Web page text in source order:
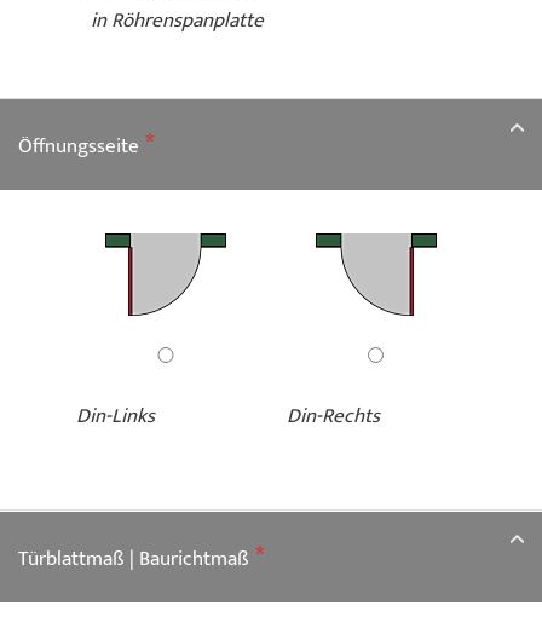
in Röhrenspanplatte
Öffnungsseite
Din-Links Din-Rechts
Türblattmaß | Baurichtmaß